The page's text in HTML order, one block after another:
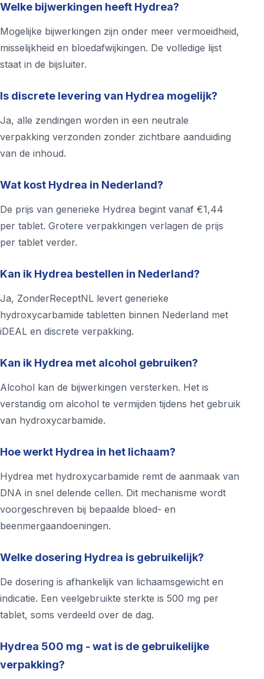
Welke bijwerkingen heeft Hydrea?
Mogelijke bijwerkingen zijn onder meer vermoeidheid,
misselijkheid en bloedafwijkingen. De volledige lijst
staat in de bijsluiter.
Is discrete levering van Hydrea mogelijk?
Ja, alle zendingen worden in een neutrale
verpakking verzonden zonder zichtbare aanduiding
van de inhoud.
Wat kost Hydrea in Nederland?
De prijs van generieke Hydrea begint vanaf €1,44
per tablet. Grotere verpakkingen verlagen de prijs
per tablet verder.
Kan ik Hydrea bestellen in Nederland?
Ja, ZonderReceptNL levert generieke
hydroxycarbamide tabletten binnen Nederland met
iDEAL en discrete verpakking.
Kan ik Hydrea met alcohol gebruiken?
Alcohol kan de bijwerkingen versterken. Het is
verstandig om alcohol te vermijden tijdens het gebruik
van hydroxycarbamide.
Hoe werkt Hydrea in het lichaam?
Hydrea met hydroxycarbamide remt de aanmaak van
DNA in snel delende cellen. Dit mechanisme wordt
voorgeschreven bij bepaalde bloed- en
beenmergaandoeningen.
Welke dosering Hydrea is gebruikelijk?
De dosering is afhankelijk van lichaamsgewicht en
indicatie. Een veelgebruikte sterkte is 500 mg per
tablet, soms verdeeld over de dag.
Hydrea 500 mg - wat is de gebruikelijke
verpakking?